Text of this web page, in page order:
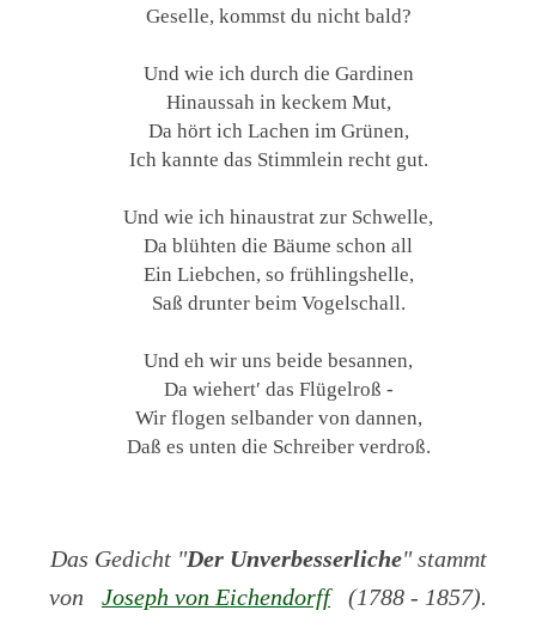
Geselle, kommst du nicht bald?
Und wie ich durch die Gardinen
Hinaussah in keckem Mut,
Da hört ich Lachen im Grünen,
Ich kannte das Stimmlein recht gut.
Und wie ich hinaustrat zur Schwelle,
Da blühten die Bäume schon all
Ein Liebchen, so frühlingshelle,
Saß drunter beim Vogelschall.
Und eh wir uns beide besannen,
Da wiehert′ das Flügelroß -
Wir flogen selbander von dannen,
Daß es unten die Schreiber verdroß.
Das Gedicht "Der Unverbesserliche" stammt
von
Joseph von Eichendorff(1788 - 1857).